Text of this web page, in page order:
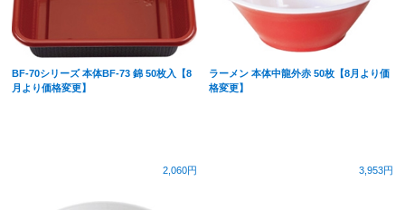
BF-70シリーズ 本体BF-73 錦 50枚入【8
月より価格変更】
2,060円
ラーメン 本体中龍外赤 50枚【8月より価
格変更】
3,953円